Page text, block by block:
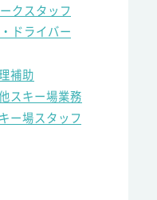
クスタッフ
ドライバー
補助
スキー場業務
ー場スタッフ